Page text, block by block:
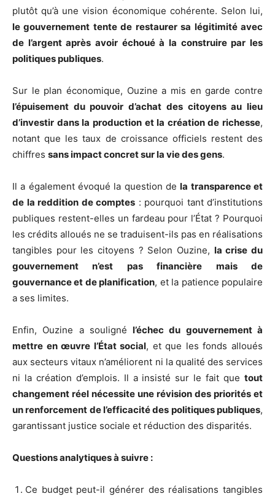
plutôt qu’à une vision économique cohérente. Selon lui,
le gouvernement tente de restaurer sa légitimité avec
de l’argent après avoir échoué à la construire par les
politiques publiques.
Sur le plan économique, Ouzine a mis en garde contre
l’épuisement du pouvoir d’achat des citoyens au lieu
d’investir dans la production et la création de richesse,
notant que les taux de croissance officiels restent des
chiffres sans impact concret sur la vie des gens.
Il a également évoqué la question dela transparence et
de la reddition de comptes : pourquoi tant d’institutions
publiques restent-elles un fardeau pour l’État ? Pourquoi
les crédits alloués ne se traduisent-ils pas en réalisations
tangibles pour les citoyens ? Selon Ouzine, la crise du
gouvernement n’est pas financière mais de
gouvernance et de planification, et la patience populaire
a ses limites.
Enfin, Ouzine a soulignél’échec du gouvernement à
mettre en œuvre l’État social, et que les fonds alloués
aux secteurs vitaux n’améliorent ni la qualité des services
ni la création d’emplois. Il a insisté sur le fait que tout
changement réel nécessite une révision des priorités et
un renforcement de l’efficacité des politiques publiques,
garantissant justice sociale et réduction des disparités.
Questions analytiques à suivre :
Ce budget peut-il générer des réalisations tangibles